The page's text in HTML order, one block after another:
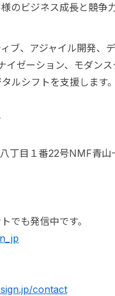
のビジネス成長と競争
ブ、アジャイル開発、
ゼーション、モダン
ルシフトを支援します。
目１番22号NMF青山
でも発信中です。
contact